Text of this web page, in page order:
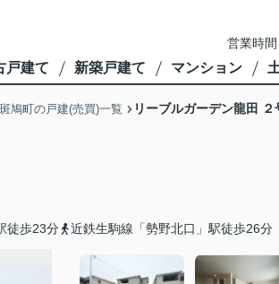
営業時
戸建て 新築戸建て マンション
鳩町の戸建(売買)一覧 リーブルガーデン龍田
徒歩23分 近鉄生駒線「勢野北口」駅徒歩26分